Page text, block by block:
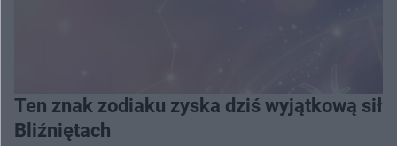
Ten znak zodiaku zyska dziś wyjątkową
Bliźniętach